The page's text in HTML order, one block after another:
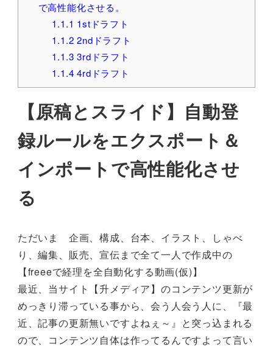
で高性能化させる。
1.1.1 1stドラフト
1.1.2 2ndドラフト
1.1.3 3rdドラフト
1.1.4 4rdドラフト
【原稿とスライド】自動登
録ルールをエクスポート＆
インポートで高性能化させ
る
ただいま 企画、構成、台本、イラスト、しゃべ
り、編集、販売、宣伝まで全て一人で作成中の
【freeeで経理を全自動化する動画(仮)】
最近、当サイト【升メディア】のコンテンツ更新が
めっきり滞っている事から、会う人会う人に、『最
近、記事の更新無いですよねぇ～』と突っ込まれる
ので、コンテンツ自体は作ってるんですよって言い